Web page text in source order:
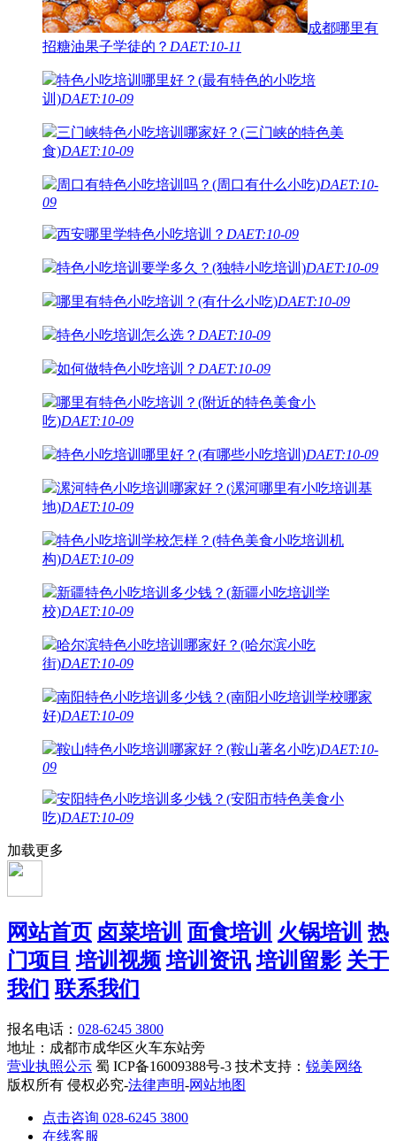
成都哪里有
招糖油果子学徒的？ DAET:10-11
特色小吃培训哪里好？(最有特色的小吃培
训)DAET:10-09
三门峡特色小吃培训哪家好？(三门峡的特色美
食)DAET:10-09
周口有特色小吃培训吗？(周口有什么小吃)DAET:10-
09
西安哪里学特色小吃培训？ DAET:10-09
特色小吃培训要学多久？(独特小吃培训)DAET:10-09
哪里有特色小吃培训？(有什么小吃)DAET:10-09
特色小吃培训怎么选？ DAET:10-09
如何做特色小吃培训？ DAET:10-09
哪里有特色小吃培训？(附近的特色美食小
吃)DAET:10-09
特色小吃培训哪里好？(有哪些小吃培训)DAET:10-09
漯河特色小吃培训哪家好？(漯河哪里有小吃培训基
地)DAET:10-09
特色小吃培训学校怎样？(特色美食小吃培训机
构)DAET:10-09
新疆特色小吃培训多少钱？(新疆小吃培训学
校)DAET:10-09
哈尔滨特色小吃培训哪家好？(哈尔滨小吃
街)DAET:10-09
南阳特色小吃培训多少钱？(南阳小吃培训学校哪家
好)DAET:10-09
鞍山特色小吃培训哪家好？(鞍山著名小吃)DAET:10-
09
安阳特色小吃培训多少钱？(安阳市特色美食小
吃)DAET:10-09
加载更多
网站首页 卤菜培训 面食培训 火锅培训 热
门项目 培训视频 培训资讯 培训留影 关于
我们 联系我们
报名电话： 028-6245 3800
地址：成都市成华区火车东站旁
营业执照公示 蜀 ICP备16009388号-3 技术支持： 锐美网络
版权所有 侵权必究-法律声明-网站地图
点击咨询 028-6245 3800
在线客服